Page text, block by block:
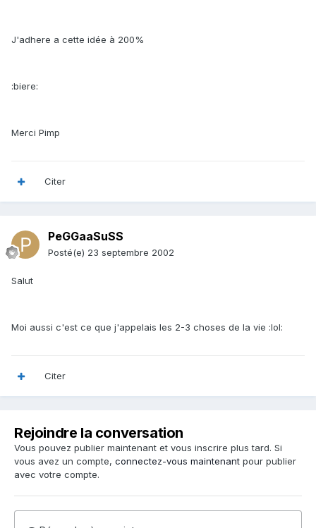
J'adhere a cette idée à 200%
:biere:
Merci Pimp
Citer
PeGGaaSuSS
Posté(e) 23 septembre 2002
Salut
Moi aussi c'est ce que j'appelais les 2-3 choses de la vie :lol:
Citer
Rejoindre la conversation
Vous pouvez publier maintenant et vous inscrire plus tard. Si
vous avez un compte, connectez-vous maintenant pour publier
avec votre compte.